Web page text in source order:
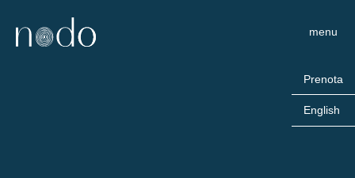
main
footer
nodo
Hotel
|
RESTAURANT
Prenota
English
menu